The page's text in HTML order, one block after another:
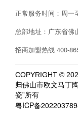
正常服务时间：周一
总部地址：广东省佛
招商加盟热线 400-
COPYRIGHT ©
归佛山市欧文马丁
瓷”所有
粤ICP备